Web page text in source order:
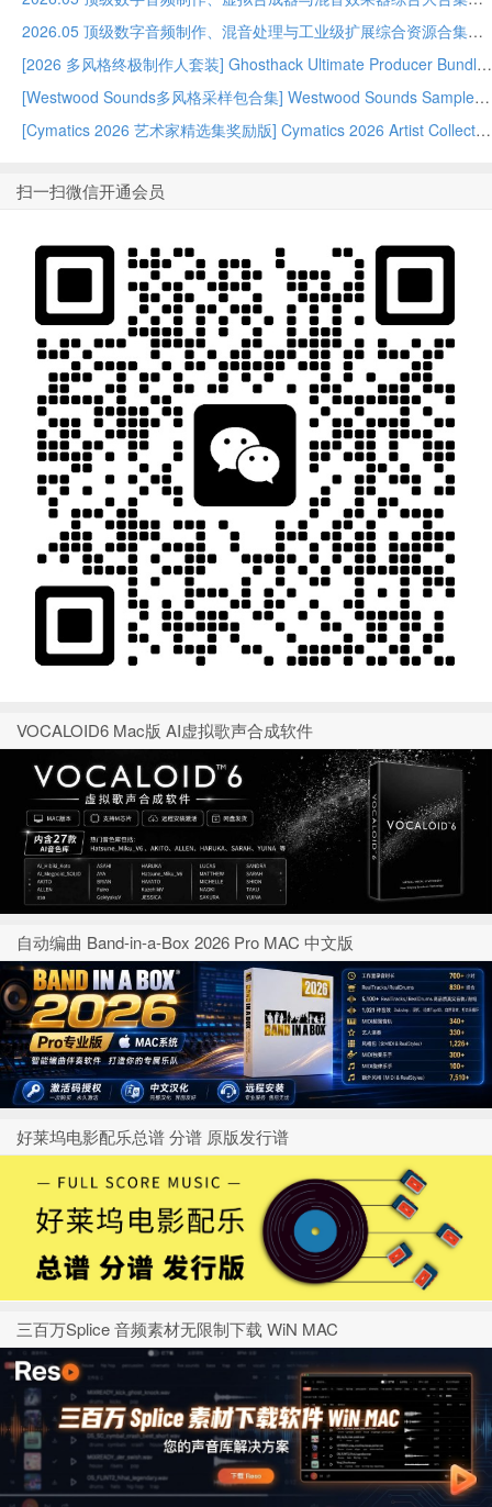
2026.05 顶级数字音频制作、混音处理与工业级扩展综合资源合集
[2026 多风格终极制作人套装] Ghosthack Ultimate Producer Bundle 2026 [MULTiFORMAT]（11.8GB）
[Westwood Sounds多风格采样包合集] Westwood Sounds Sample Bundle [WAV]（6.48GB）
[Cymatics 2026 艺术家精选集奖励版] Cymatics 2026 Artist Collection Bonus Edition [WAV, MiDi]（4.7GB）
扫一扫微信开通会员
VOCALOID6 Mac版 AI虚拟歌声合成软件
自动编曲 Band-in-a-Box 2026 Pro MAC 中文版
好莱坞电影配乐总谱 分谱 原版发行谱
三百万Splice 音频素材无限制下载 WiN MAC